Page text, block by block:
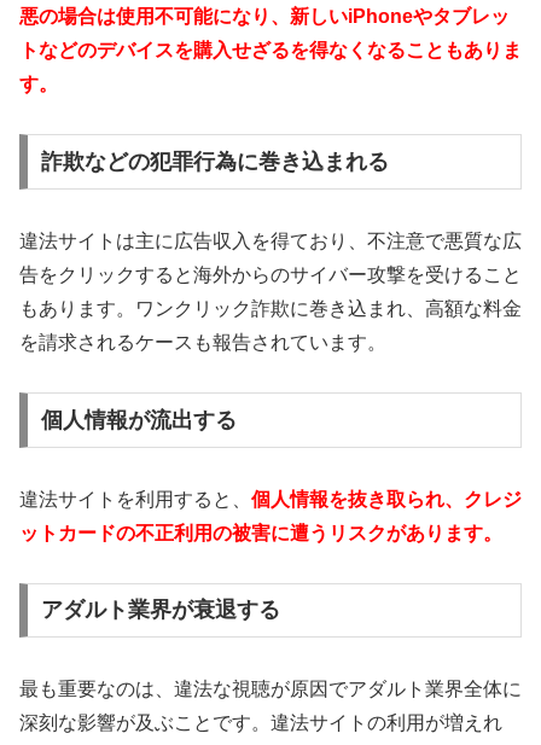
悪の場合は使用不可能になり、新しいiPhoneやタブレッ
トなどのデバイスを購入せざるを得なくなることもありま
す。
詐欺などの犯罪行為に巻き込まれる
違法サイトは主に広告収入を得ており、不注意で悪質な広
告をクリックすると海外からのサイバー攻撃を受けること
もあります。ワンクリック詐欺に巻き込まれ、高額な料金
を請求されるケースも報告されています。
個人情報が流出する
違法サイトを利用すると、 個人情報を抜き取られ、クレジ
ットカードの不正利用の被害に遭うリスクがあります。
アダルト業界が衰退する
最も重要なのは、違法な視聴が原因でアダルト業界全体に
深刻な影響が及ぶことです。違法サイトの利用が増えれ